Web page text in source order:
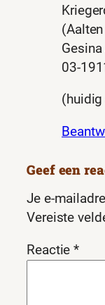
03-
Geef een
Je e-
Vereiste
Reactie*